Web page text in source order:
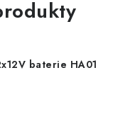
baterie HA01